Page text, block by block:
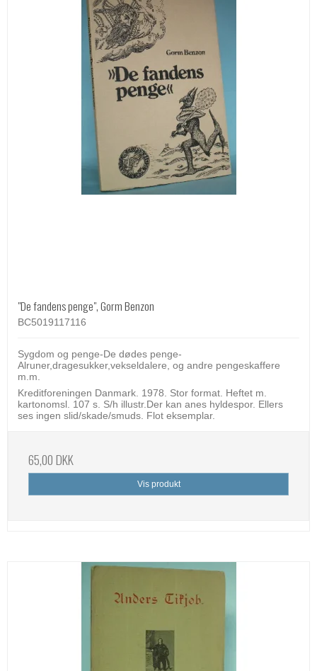
"De fandens penge", Gorm Benzon
BC5019117116
Sygdom og penge-De dødes penge-
Alruner,dragesukker,vekseldalere, og andre pengeskaffere
m.m.
Kreditforeningen Danmark. 1978. Stor format. Heftet m.
kartonomsl. 107 s. S/h illustr.Der kan anes hyldespor. Ellers
ses ingen slid/skade/smuds. Flot eksemplar.
65,00 DKK
Vis produkt